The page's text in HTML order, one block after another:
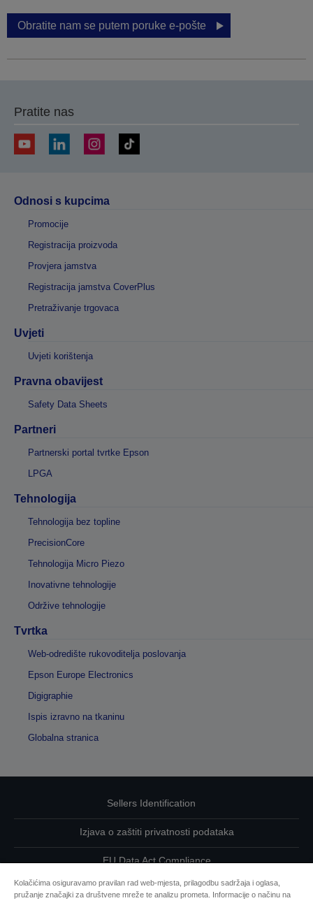
Obratite nam se putem poruke e-pošte
Pratite nas
Odnosi s kupcima
Promocije
Registracija proizvoda
Provjera jamstva
Registracija jamstva CoverPlus
Pretraživanje trgovaca
Uvjeti
Uvjeti korištenja
Pravna obavijest
Safety Data Sheets
Partneri
Partnerski portal tvrtke Epson
LPGA
Tehnologija
Tehnologija bez topline
PrecisionCore
Tehnologija Micro Piezo
Inovativne tehnologije
Održive tehnologije
Tvrtka
Web-odredište rukovoditelja poslovanja
Epson Europe Electronics
Digigraphie
Ispis izravno na tkaninu
Globalna stranica
Sellers Identification
Izjava o zaštiti privatnosti podataka
EU Data Act Compliance
Kontaktirajte nas u vezi svojih podataka
Kolačićima osiguravamo pravilan rad web-mjesta, prilagodbu sadržaja i oglasa,
pružanje značajki za društvene mreže te analizu prometa. Informacije o načinu na